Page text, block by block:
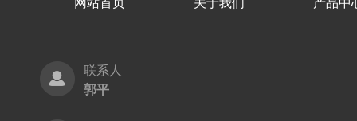
网站首页 关于我们 产品中
联系人
郭平